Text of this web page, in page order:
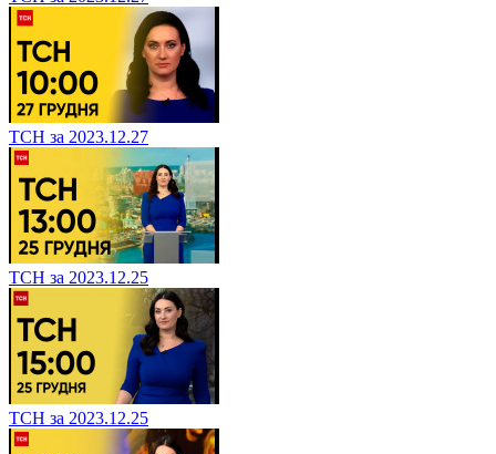
ТСН за 2023.12.27
ТСН за 2023.12.25
ТСН за 2023.12.25